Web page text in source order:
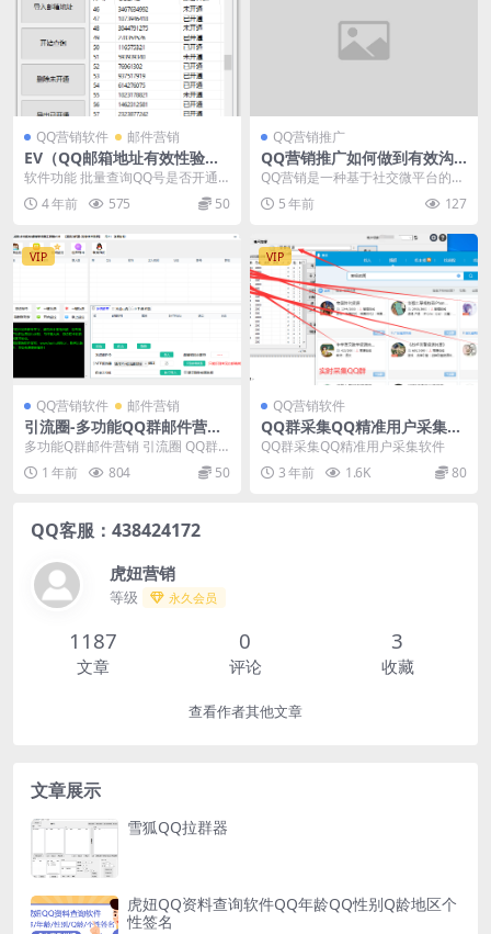
QQ营销软件 邮件营销
EV（QQ邮箱地址有效性验
证）1.4
软件功能 批量查询QQ号是否开通
了QQ邮箱，批量验证QQ邮箱是否
开通，QQ邮箱地...
4 年前 575 50
QQ营销推广
QQ营销推广如何做到有效沟
通非常重要
QQ营销是一种基于社交微平台的营
销方式，QQ的沟通属于软性营销方
式的一种，在QQ...
5 年前 127
VIP
QQ营销软件 邮件营销
引流圈-多功能QQ群邮件营销
工具箱v7.0高级版
多功能Q群邮件营销 引流圈 QQ群
监控 邮件群发 空间监控 拉群导出
1 年前 804 50
VIP
QQ营销软件
QQ群采集QQ精准用户采集软
件不加群提取群成员软件
QQ群采集QQ精准用户采集软件
3 年前
1.6K 80
QQ客服：438424172
虎妞营销
等级 永久会员
1187
文章
0
评论
3
收藏
查看作者其他文章
文章展示
雪狐QQ拉群器
虎妞QQ资料查询软件QQ年龄QQ性别Q龄地区个
性签名